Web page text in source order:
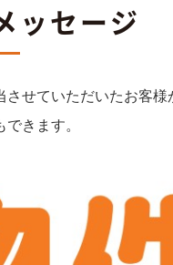
ッセージ
せていただいたお客
きます。